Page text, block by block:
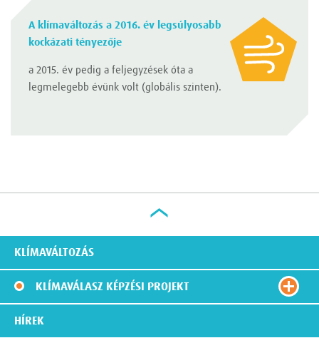
A klímaváltozás a 2016. év legsúlyosabb
kockázati tényezője
a 2015. év pedig a feljegyzések óta a
legmelegebb évünk volt (globális szinten).
KLÍMAVÁLTOZÁS
KLÍMAVÁLASZ KÉPZÉSI PROJEKT
HÍREK